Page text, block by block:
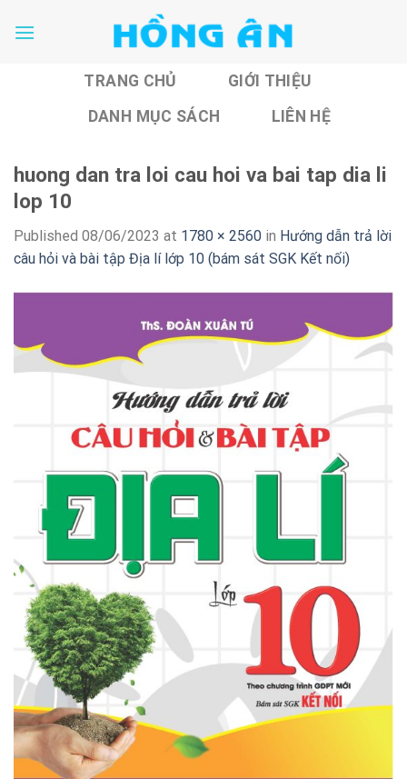
TRANG CHỦ
GIỚI THIỆU
DANH MỤC SÁCH
LIÊN HỆ
huong dan tra loi cau hoi va bai tap dia li
lop 10
Published 08/06/2023 at 1780 × 2560 in Hướng dẫn trả lời
câu hỏi và bài tập Địa lí lớp 10 (bám sát SGK Kết nối)